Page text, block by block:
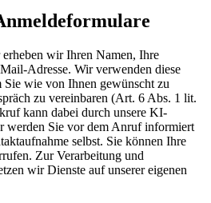
wir Ihren Namen, Ihre
Adresse. Wir verwenden diese
wie von Ihnen gewünscht zu
zu vereinbaren (Art. 6 Abs. 1 lit.
kann dabei durch unsere KI-
werden Sie vor dem Anruf informiert
selbst. Sie können Ihre
Zur Verarbeitung und
wir Dienste auf unserer eigenen